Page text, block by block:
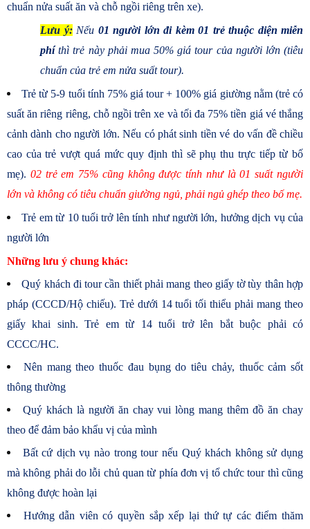
chuẩn nửa suất ăn và chỗ ngồi riêng trên xe).
Lưu ý:Nếu 01 người lớn đi kèm 01 trẻ thuộc diện miễn
phíthì trẻ này phải mua 50% giá tour của người lớn (tiêu
chuẩn của trẻ em nửa suất tour).
Trẻ từ 5-9 tuổi tính 75% giá tour + 100% giá giường nằm (trẻ có
suất ăn riêng riêng, chỗ ngồi trên xe và tối đa 75% tiền giá vé thắng
cảnh dành cho người lớn. Nếu có phát sinh tiền vé do vấn đề chiều
cao của trẻ vượt quá mức quy định thì sẽ phụ thu trực tiếp từ bố
mẹ). 02 trẻ em 75% cũng không được tính như là 01 suất người
lớn và không có tiêu chuẩn giường ngủ, phải ngủ ghép theo bố mẹ.
Trẻ em từ 10 tuổi trở lên tính như người lớn, hưởng dịch vụ của
người lớn
Những lưu ý chung khác:
Quý khách đi tour cần thiết phải mang theo giấy tờ tùy thân hợp
pháp (CCCD/Hộ chiếu). Trẻ dưới 14 tuổi tối thiểu phải mang theo
giấy khai sinh. Trẻ em từ 14 tuổi trở lên bắt buộc phải có
CCCC/HC.
Nên mang theo thuốc đau bụng do tiêu chảy, thuốc cảm sốt
thông thường
Quý khách là người ăn chay vui lòng mang thêm đồ ăn chay
theo để đảm bảo khẩu vị của mình
Bất cứ dịch vụ nào trong tour nếu Quý khách không sử dụng
mà không phải do lỗi chủ quan từ phía đơn vị tổ chức tour thì cũng
không được hoàn lại
Hướng dẫn viên có quyền sắp xếp lại thứ tự các điểm thăm